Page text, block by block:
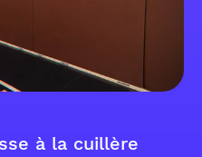
à la cuillère